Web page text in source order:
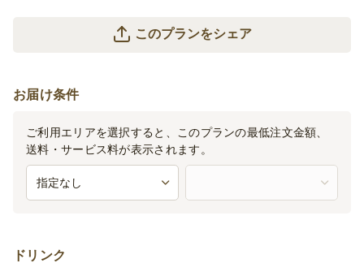
このプランをシェア
お届け条件
ご利用エリアを選択すると、このプランの最低注文金額、
送料・サービス料が表示されます。
ドリンク